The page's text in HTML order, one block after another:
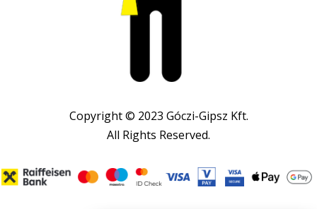
Copyright © 2023 Góczi-Gipsz Kft.
All Rights Reserved.